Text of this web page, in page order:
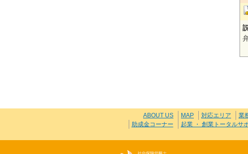
ABOUT US MAP 対応エリア 業
助成金コーナー
起業 ・ 創業トータルサ